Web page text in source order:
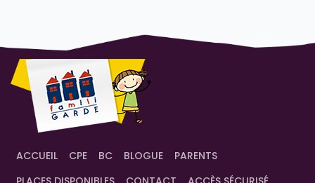
ACCUEIL CPE BC BLOGUE
PARENTS